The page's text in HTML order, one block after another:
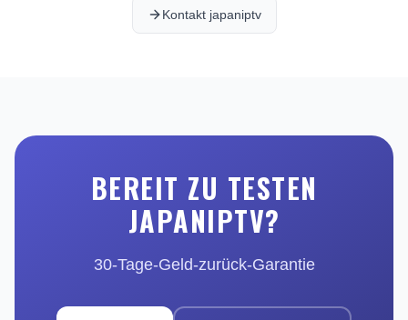
Kontakt japaniptv
BEREIT ZU TESTEN
JAPANIPTV?
30-Tage-Geld-zurück-Garantie